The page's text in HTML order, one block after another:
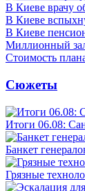
В Киеве врачу
В Киеве
В Киеве
Миллионный
Стоимость
Сюжеты
Итоги 06.08:
Банкет
Грязные